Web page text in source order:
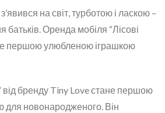
на світ, турботою і ласкою –
батьків. Оренда мобіля “Лісові
першою улюбленою іграшкою
від бренду Tiny Love стане першою
для новонародженого. Він